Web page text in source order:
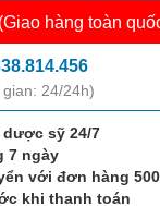
hàng toàn
24/24h)
sỹ 24/7
7 ngày
với đơn hàng
khi thanh toán